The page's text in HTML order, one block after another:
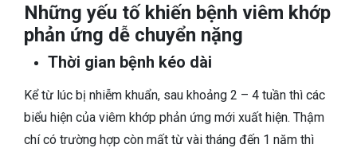
Những yếu tố khiến bệnh viêm khớp
phản ứng dễ chuyển nặng
Thời gian bệnh kéo dài
Kể từ lúc bị nhiễm khuẩn, sau khoảng 2 – 4 tuần thì các
biểu hiện của viêm khớp phản ứng mới xuất hiện. Thậm
chí có trường hợp còn mất từ vài tháng đến 1 năm thì